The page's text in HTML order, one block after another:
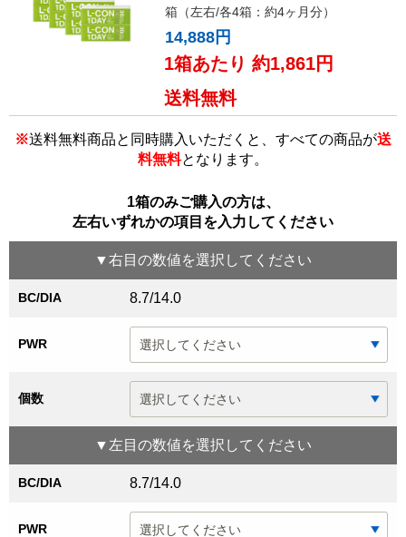
箱（左右/各4箱：約4ヶ月分）
14,888円
1箱あたり 約1,861円
送料無料
※送料無料商品と同時購入いただくと、すべての商品が送
料無料となります。
1箱のみご購入の方は、
左右いずれかの項目を入力してください
▼右目 の数値を選択してください
BC/DIA 8.7/14.0
PWR
個数
▼ 左目 の数値を選択してください
BC/DIA 8.7/14.0
PWR